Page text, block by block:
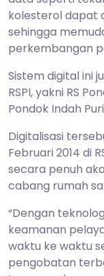
kolesterol dapat
sehingga
perkembangan
Sistem digital ini
RSPI, yakni RS
Pondok Indah
Digitalisasi
Februari 2014 di
secara penuh
cabang rumah
“Dengan
keamanan
waktu ke waktu
pengobatan